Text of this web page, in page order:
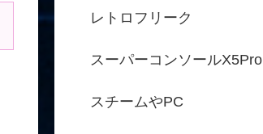
レトロフリーク
スーパーコンソールX5Pro
スチームやPC